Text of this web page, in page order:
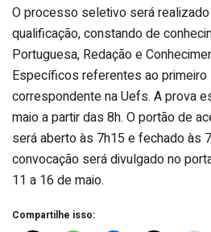
O processo seletivo será
qualificação, constando de
Portuguesa, Redação e
Específicos referentes ao
correspondente na Uefs. A prova
maio a partir das 8h. O portão de
será aberto às 7h15 e fechado às
convocação será divulgado no
11 a 16 de maio.
Compartilhe isso: